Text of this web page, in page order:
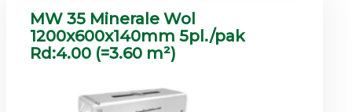
MW 35 Minerale Wol
1200x600x140mm 5pl./pak
Rd:4.00 (=3.60 m²)